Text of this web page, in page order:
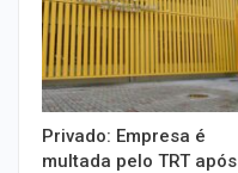
Privado: Empresa é
multada pelo TRT após